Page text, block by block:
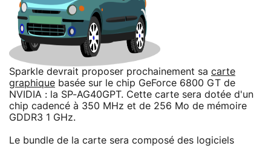
Sparkle devrait proposer prochainement sa carte
graphique basée sur le chip GeForce 6800 GT de
NVIDIA : la SP-AG40GPT. Cette carte sera dotée d'un
chip cadencé à 350 MHz et de 256 Mo de mémoire
GDDR3 1 GHz.
Le bundle de la carte sera composé des logiciels